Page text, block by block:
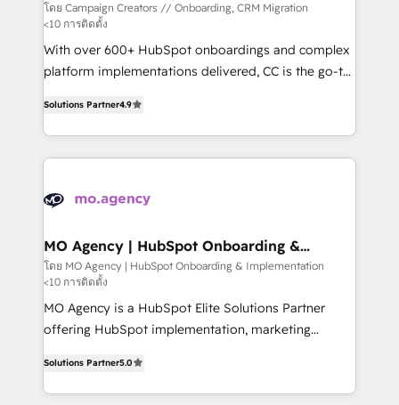
keeps you in control whilst we plan and support the
route to your revenue goals. We have successfully
supported over 500 organisations with HubSpot
implementation, optimisation, training, and
methodology will ensure that you receive the best
deployment experience possible. Whether you are
new to HubSpot or seeking to turn around a poor
expertise to deliver the solutions you need.
Migration
โดย Campaign Creators // Onboarding, CRM Migration
<10 การติดตั้ง
With over 600+ HubSpot onboardings and complex
platform implementations delivered, CC is the go-to
migrate, replatform, and scale smarter. We specialize
in high-impact CRM and CMS migrations and
onboarding from platforms like Salesforce, NetSuite,
WordPress and legacy CRMs, turning fragmented
architectures that accelerate revenue operations and
performance. - Multi-object CRM migration, cleanup,
and implementation. - Pre-built and custom
integrations across your full tech stack. - Custom
object setup, CMS builds, and full-funnel automation.
nurturing sequences. - Cross-hub setup across
Marketing, Sales, Operations, and Service Hubs. -
Solutions Partner4.9
MO Agency | HubSpot Onboarding &
Implementation
โดย MO Agency | HubSpot Onboarding & Implementation
<10 การติดตั้ง
MO Agency is a HubSpot Elite Solutions Partner
offering HubSpot implementation, marketing
paid media, content marketing, AEO and GEO (AI
search optimisation), and HubSpot Content Hub and
Solutions Partner5.0